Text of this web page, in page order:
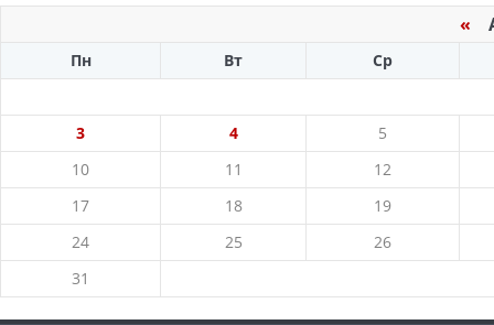
«
Пн Вт Ср
3 4
5
10
11
12
17
18
19
24
25
26
31